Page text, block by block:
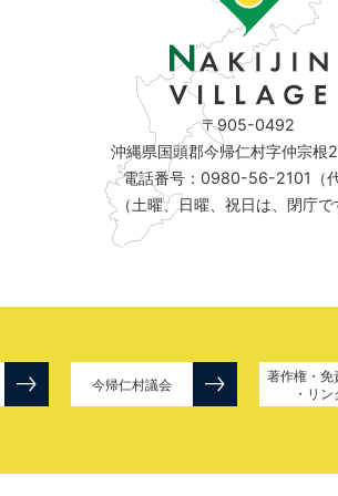
〒905-0492
沖縄県国頭郡今帰仁村字仲宗根
電話番号：0980-56-2101（代
（土曜、日曜、祝日は、閉庁で
今帰仁村議会
著作権・免
・リン